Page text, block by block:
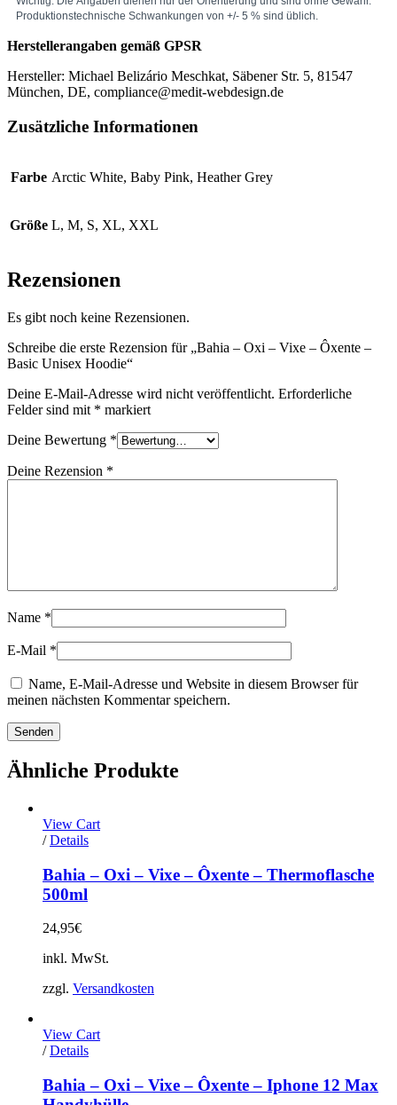
Herstellerangaben gemäß GPSR
Hersteller: Michael Belizário Meschkat, Säbener Str. 5, 81547
München, DE, compliance@medit-webdesign.de
Zusätzliche Informationen
Farbe Arctic White, Baby Pink, Heather Grey
Größe L, M, S, XL, XXL
Rezensionen
Es gibt noch keine Rezensionen.
Schreibe die erste Rezension für „Bahia – Oxi – Vixe – Ôxente –
Basic Unisex Hoodie“
Deine E-Mail-Adresse wird nicht veröffentlicht. Erforderliche
Felder sind mit * markiert
Deine Bewertung *
Deine Rezension *
Name *
E-Mail *
Name, E-Mail-Adresse und Website in diesem Browser für
meinen nächsten Kommentar speichern.
Ähnliche Produkte
View Cart
Dieses
weist
mehrere
Varianten
Die
Optionen
können
auf
der
gewählt
werden
/ Details
Bahia – Oxi – Vixe – Ôxente – Thermoflasche
500ml
24,95€
inkl. MwSt.
zzgl. Versandkosten
View Cart
Dieses
weist
mehrere
/ Details
Bahia – Oxi – Vixe – Ôxente – Iphone 12 Max